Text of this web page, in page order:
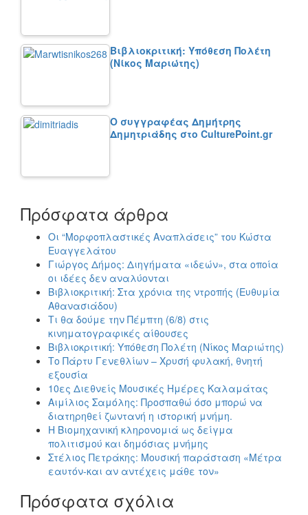
Βιβλιοκριτική: Υπόθεση Πολέτη
(Νίκος Μαριώτης)
Ο συγγραφέας Δημήτρης
Δημητριάδης στο CulturePoint.gr
Πρόσφατα άρθρα
Οι “Μορφοπλαστικές Αναπλάσεις” του Κώστα
Ευαγγελάτου
Γιώργος Δήμος: Διηγήματα «ιδεών», στα οποία
οι ιδέες δεν αναλύονται
Βιβλιοκριτική: Στα χρόνια της ντροπής (Ευθυμία
Αθανασιάδου)
Τι θα δούμε την Πέμπτη (6/8) στις
κινηματογραφικές αίθουσες
Βιβλιοκριτική: Υπόθεση Πολέτη (Νίκος Μαριώτης)
Το Πάρτυ Γενεθλίων – Χρυσή φυλακή, θνητή
εξουσία
10ες Διεθνείς Μουσικές Ημέρες Καλαμάτας
Αιμίλιος Σαμόλης: Προσπαθώ όσο μπορώ να
διατηρηθεί ζωντανή η ιστορική μνήμη.
Η Βιομηχανική κληρονομιά ως δείγμα
πολιτισμού και δημόσιας μνήμης
Στέλιος Πετράκης: Μουσική παράσταση «Μέτρα
εαυτόν-και αν αντέχεις μάθε τον»
Πρόσφατα σχόλια